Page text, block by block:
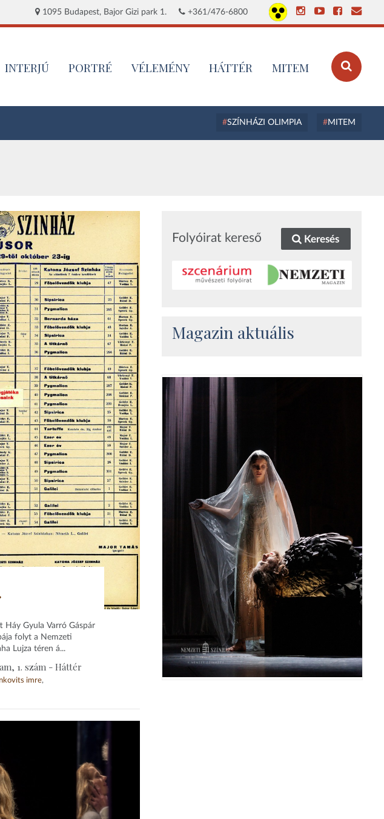
1095 Budapest, Bajor Gizi park 1. +361/476-6800
INTERJÚ PORTRÉ VÉLEMÉNY HÁTTÉR MITEM
SZÍNHÁZI OLIMPIA MITEM
Gyula Varró Gáspár
folyt a Nemzeti
Lujza téren á...
1. szám - Háttér
imre
Folyóirat kereső Keresés
Magazin aktuális